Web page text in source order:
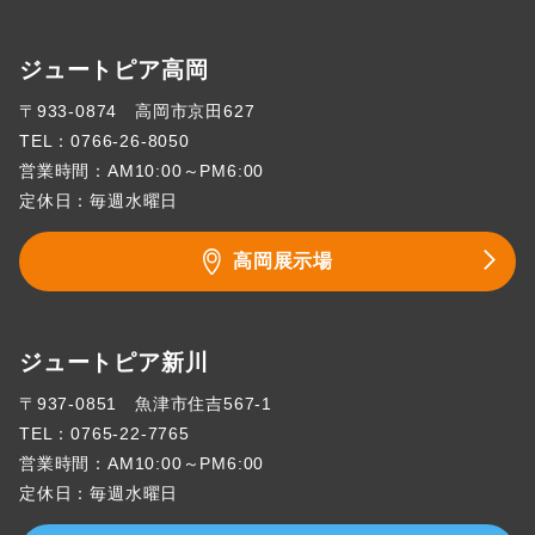
ジュートピア高岡
〒933-0874 高岡市京田627
TEL：0766-26-8050
営業時間：AM10:00～PM6:00
定休日：毎週水曜日
高岡展示場
ジュートピア新川
〒937-0851 魚津市住吉567-1
TEL：0765-22-7765
営業時間：AM10:00～PM6:00
定休日：毎週水曜日